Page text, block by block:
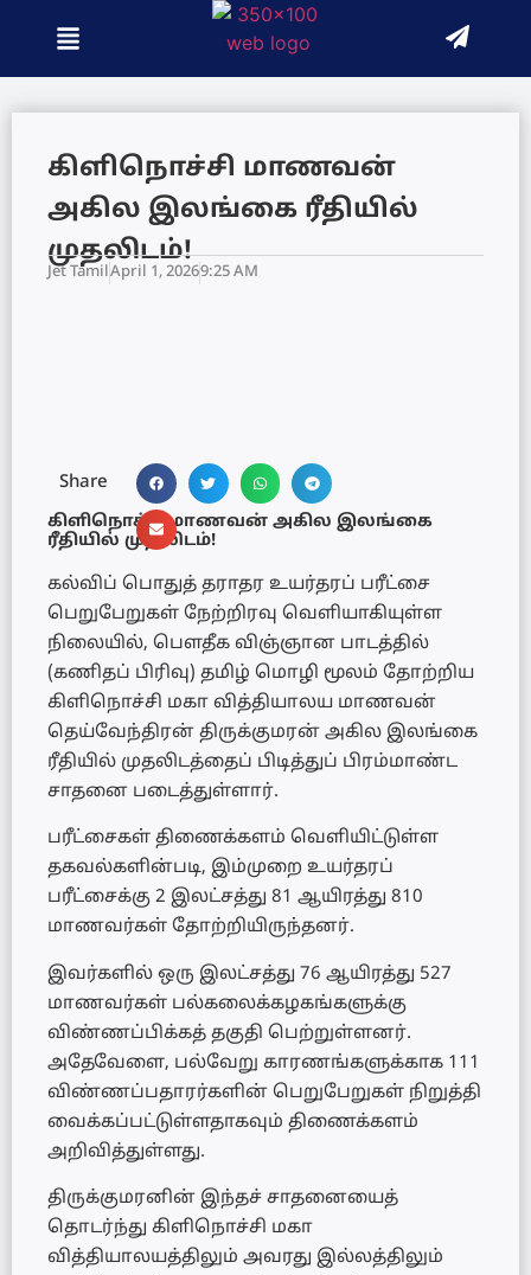
கிளிநொச்சி மாணவன்
அகில இலங்கை ரீதியில்
முதலிடம்!
Jet TamilApril 1, 20269:25 AM
Share
கிளிநொச்சி மாணவன் அகில இலங்கை
ரீதியில் முதலிடம்!
கல்விப் பொதுத் தராதர உயர்தரப் பரீட்சை
பெறுபேறுகள் நேற்றிரவு வெளியாகியுள்ள
நிலையில், பௌதீக விஞ்ஞான பாடத்தில்
(கணிதப் பிரிவு) தமிழ் மொழி மூலம் தோற்றிய
கிளிநொச்சி மகா வித்தியாலய மாணவன்
தெய்வேந்திரன் திருக்குமரன் அகில இலங்கை
ரீதியில் முதலிடத்தைப் பிடித்துப் பிரம்மாண்ட
சாதனை படைத்துள்ளார்.
பரீட்சைகள் திணைக்களம் வெளியிட்டுள்ள
தகவல்களின்படி, இம்முறை உயர்தரப்
பரீட்சைக்கு 2 இலட்சத்து 81 ஆயிரத்து 810
மாணவர்கள் தோற்றியிருந்தனர்.
இவர்களில் ஒரு இலட்சத்து 76 ஆயிரத்து 527
மாணவர்கள் பல்கலைக்கழகங்களுக்கு
விண்ணப்பிக்கத் தகுதி பெற்றுள்ளனர்.
அதேவேளை, பல்வேறு காரணங்களுக்காக 111
விண்ணப்பதாரர்களின் பெறுபேறுகள் நிறுத்தி
வைக்கப்பட்டுள்ளதாகவும் திணைக்களம்
அறிவித்துள்ளது.
திருக்குமரனின் இந்தச் சாதனையைத்
தொடர்ந்து கிளிநொச்சி மகா
வித்தியாலயத்திலும் அவரது இல்லத்திலும்